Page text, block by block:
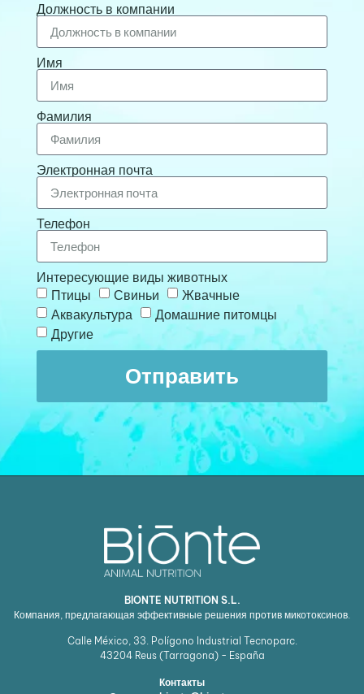
Должность в компании
Имя
Фамилия
Электронная почта
Телефон
Интересующие виды животных
Птицы
Свиньи
Жвачные
Аквакультура
Домашние питомцы
Другие
Отправить
BIONTE NUTRITION S.L.
Компания, предлагающая эффективные решения против микотоксинов.
Calle México, 33. Polígono Industrial Tecnoparc.
43204 Reus (Tarragona) - España
Контакты